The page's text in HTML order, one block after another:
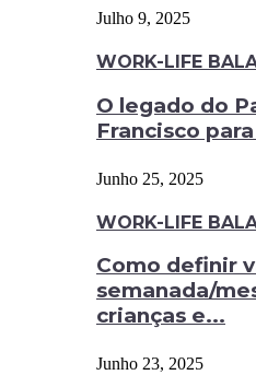
Julho 9, 2025
WORK-LIFE
O legado do
Francisco
Junho 25, 2025
WORK-LIFE
Como definir
semanada/
crianças e...
Junho 23, 2025